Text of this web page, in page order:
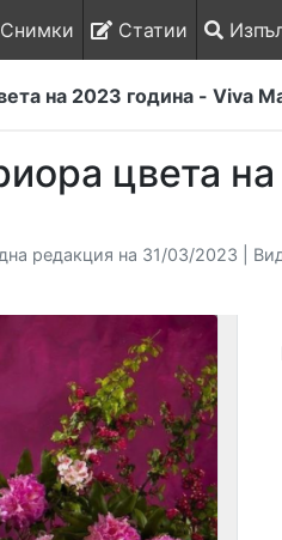
Снимки Статии
на 2023 година - Viva
цвета
редакция на 31/03/2023 |